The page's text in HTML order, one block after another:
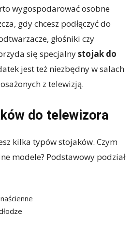
wygospodarować osobne
gdy chcesz podłączyć do
głośniki czy
się specjalnystojak do
jest też niezbędny w salach
z telewizją.
do telewizora
kilka typów stojaków. Czym
modele? Podstawowy podział